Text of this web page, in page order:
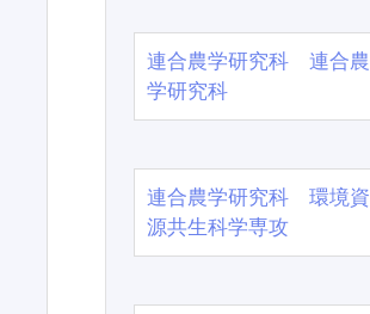
連合農学研究科 連合農
学研究科
連合農学研究科 環境資
源共生科学専攻